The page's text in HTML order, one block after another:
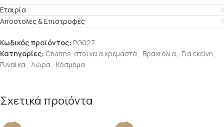
Εταιρία
Αποστολές & Επιστροφές
Κωδικός προϊόντος: PG027
Κατηγορίες: Charms-στοιχεια κρεμαστά , Βραχιόλια , Για εκείνη ,
Γυναίκα , Δώρα , Κόσμημα
Σχετικά προϊόντα